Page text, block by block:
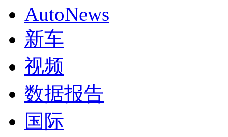
AutoNews
新车
视频
数据报告
国际